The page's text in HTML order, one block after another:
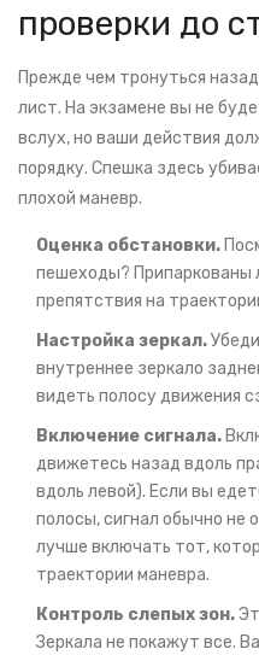
проверки до
Прежде чем тронуться
лист. На экзамене вы не
вслух, но ваши действия
порядку. Спешка здесь
плохой маневр.
Оценка обстановки.
пешеходы? Припаркованы
препятствия на
Настройка зеркал.
внутреннее зеркало
видеть полосу движения
Включение сигнала.
движетесь назад вдоль
вдоль левой). Если вы
полосы, сигнал обычно не
лучше включать тот,
траектории маневра.
Контроль слепых зон.
Зеркала не покажут все.